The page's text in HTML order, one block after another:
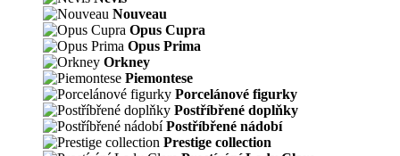
Nouveau
Opus Cupra
Opus Prima
Orkney
Piemontese
Porcelánové figurky
Postříbřené doplňky
Postříbřené nádobí
Prestige collection